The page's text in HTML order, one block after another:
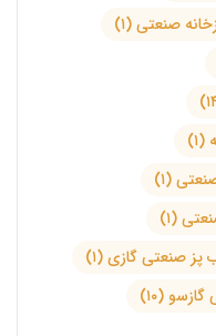
صنعتی(۱)
(۱)
(۱)
(۱)
پز صنعتی گازی(۱)
گازسو (۱۰)